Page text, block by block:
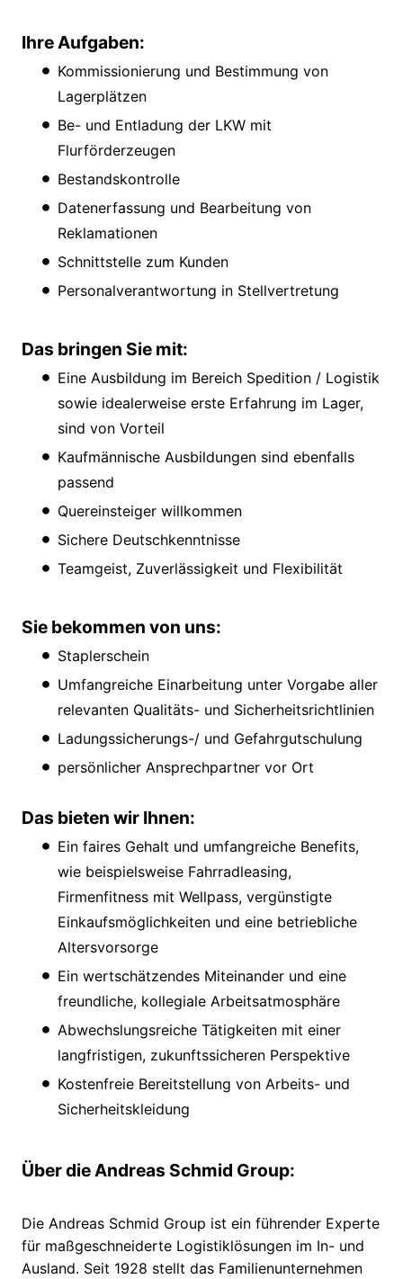
Ihre Aufgaben:
Kommissionierung und Bestimmung von
Lagerplätzen
Be- und Entladung der LKW mit
Flurförderzeugen
Bestandskontrolle
Datenerfassung und Bearbeitung von
Reklamationen
Schnittstelle zum Kunden
Personalverantwortung in Stellvertretung
Das bringen Sie mit:
Eine Ausbildung im Bereich Spedition / Logistik
sowie idealerweise erste Erfahrung im Lager,
sind von Vorteil
Kaufmännische Ausbildungen sind ebenfalls
passend
Quereinsteiger willkommen
Sichere Deutschkenntnisse
Teamgeist, Zuverlässigkeit und Flexibilität
Sie bekommen von uns:
Staplerschein
Umfangreiche Einarbeitung unter Vorgabe aller
relevanten Qualitäts- und Sicherheitsrichtlinien
Ladungssicherungs-/ und Gefahrgutschulung
persönlicher Ansprechpartner vor Ort
Das bieten wir Ihnen:
Ein faires Gehalt und umfangreiche Benefits,
wie beispielsweise Fahrradleasing,
Firmenfitness mit Wellpass, vergünstigte
Einkaufsmöglichkeiten und eine betriebliche
Altersvorsorge
Ein wertschätzendes Miteinander und eine
freundliche, kollegiale Arbeitsatmosphäre
Abwechslungsreiche Tätigkeiten mit einer
langfristigen, zukunftssicheren Perspektive
Kostenfreie Bereitstellung von Arbeits- und
Sicherheitskleidung
Über die Andreas Schmid Group:
Die Andreas Schmid Group ist ein führender Experte
für maßgeschneiderte Logistiklösungen im In- und
Ausland. Seit 1928 stellt das Familienunternehmen